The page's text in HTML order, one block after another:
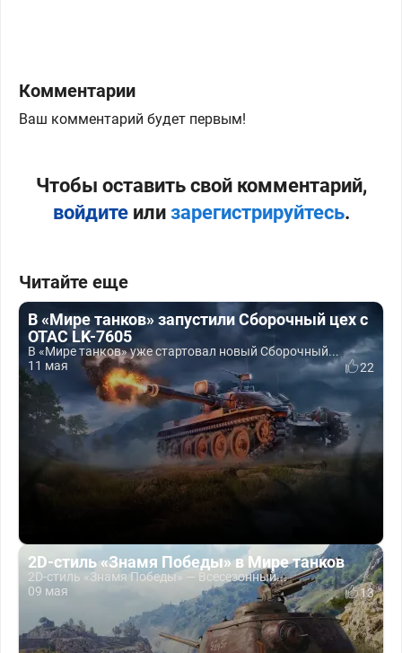
Комментарии
Ваш комментарий будет первым!
Чтобы оставить свой комментарий,
войдитеили зарегистрируйтесь.
Читайте еще
В «Мире танков» запустили Сборочный цех с
OTAC LK-7605
В «Мире танков» уже стартовал новый Сборочный...
11 мая
22
2D-стиль «Знамя Победы» в Мире танков
2D-стиль «Знамя Победы» — Всесезонный...
09 мая
13